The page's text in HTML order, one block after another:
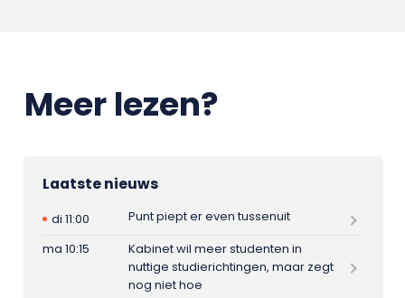
Meer lezen?
Laatste nieuws
di 11:00
Punt piept er even tussenuit
ma 10:15
Kabinet wil meer studenten in
nuttige studierichtingen, maar zegt
nog niet hoe